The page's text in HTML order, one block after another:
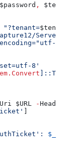
,
"?tenant=
8'
Uri $URL -
$_